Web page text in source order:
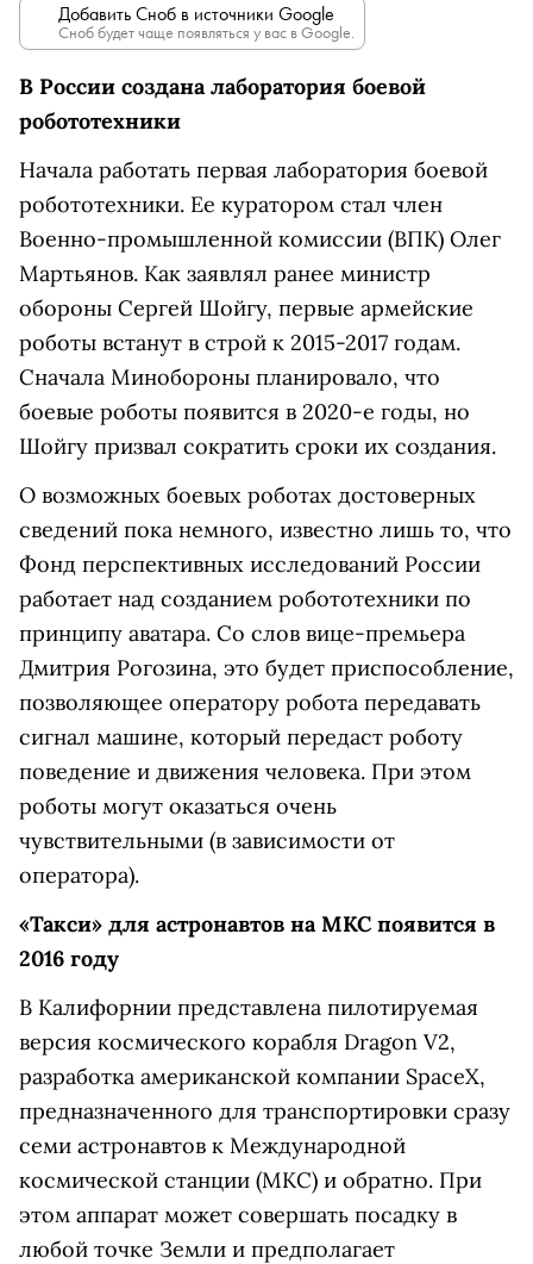
Добавить Сноб в источники Google
Сноб будет чаще появляться у вас в Google.
В России создана лаборатория боевой
робототехники
Начала работать первая лаборатория боевой
робототехники. Ее куратором стал член
Военно-промышленной комиссии (ВПК) Олег
Мартьянов. Как заявлял ранее министр
обороны Сергей Шойгу, первые армейские
роботы встанут в строй к 2015-2017 годам.
Сначала Минобороны планировало, что
боевые роботы появится в 2020-е годы, но
Шойгу призвал сократить сроки их создания.
О возможных боевых роботах достоверных
сведений пока немного, известно лишь то, что
Фонд перспективных исследований России
работает над созданием робототехники по
принципу аватара. Со слов вице-премьера
Дмитрия Рогозина, это будет приспособление,
позволяющее оператору робота передавать
сигнал машине, который передаст роботу
поведение и движения человека. При этом
роботы могут оказаться очень
чувствительными (в зависимости от
оператора).
«Такси» для астронавтов на МКС появится в
2016 году
В Калифорнии представлена пилотируемая
версия космического корабля Dragon V2,
разработка американской компании SpaceX,
предназначенного для транспортировки сразу
семи астронавтов к Международной
космической станции (МКС) и обратно. При
этом аппарат может совершать посадку в
любой точке Земли и предполагает